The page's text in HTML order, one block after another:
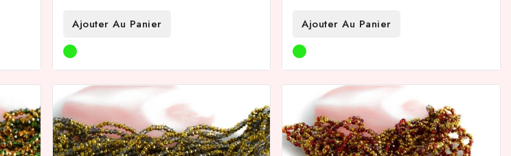
Ajouter Au Panier
Ajouter Au Panier